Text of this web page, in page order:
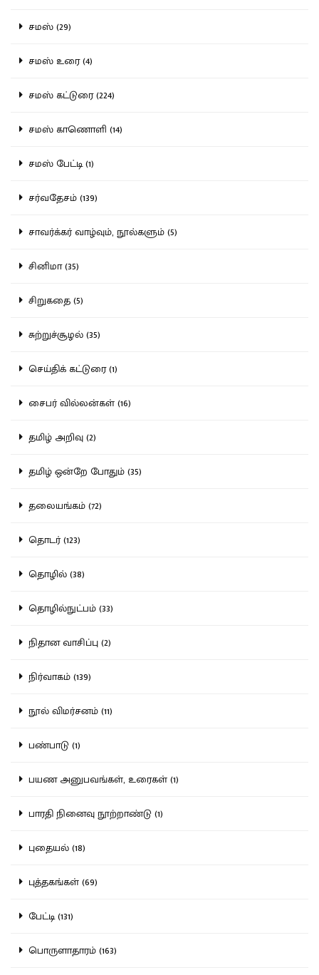
சமஸ் (29)
சமஸ் உரை (4)
சமஸ் கட்டுரை (224)
சமஸ் காணொளி (14)
சமஸ் பேட்டி (1)
சர்வதேசம் (139)
சாவர்க்கர் வாழ்வும், நூல்களும் (5)
சினிமா (35)
சிறுகதை (5)
சுற்றுச்சூழல் (35)
செய்திக் கட்டுரை (1)
சைபர் வில்லன்கள் (16)
தமிழ் அறிவு (2)
தமிழ் ஒன்றே போதும் (35)
தலையங்கம் (72)
தொடர் (123)
தொழில் (38)
தொழில்நுட்பம் (33)
நிதான வாசிப்பு (2)
நிர்வாகம் (139)
நூல் விமர்சனம் (11)
பண்பாடு (1)
பயண அனுபவங்கள், உரைகள் (1)
பாரதி நினைவு நூற்றாண்டு (1)
புதையல் (18)
புத்தகங்கள் (69)
பேட்டி (131)
பொருளாதாரம் (163)